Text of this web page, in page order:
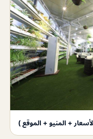
+ المنيو + الموقع )